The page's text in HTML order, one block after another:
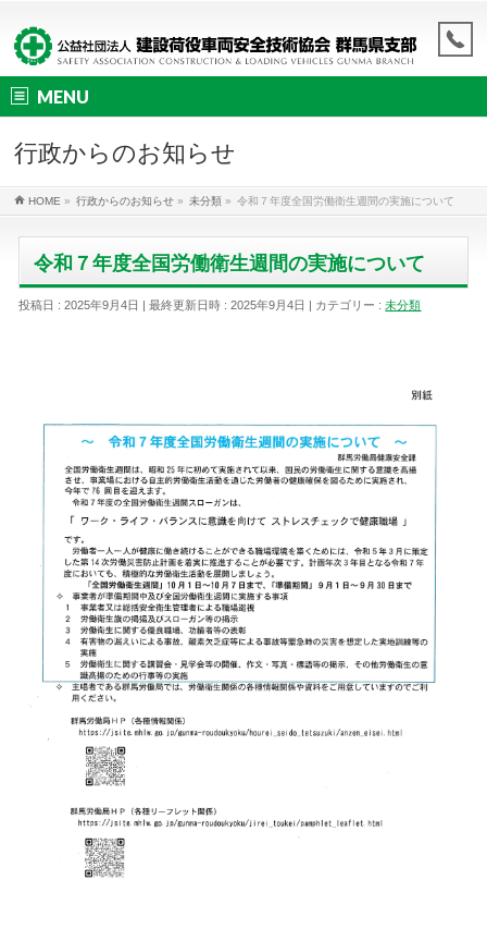
MENU
行政からのお知らせ
HOME » 行政からのお知らせ » 未分類 » 令和７年度全国労働衛生週間の実施について
令和７年度全国労働衛生週間の実施について
投稿日 : 2025年9月4日 最終更新日時 : 2025年9月4日 カテゴリー :未分類